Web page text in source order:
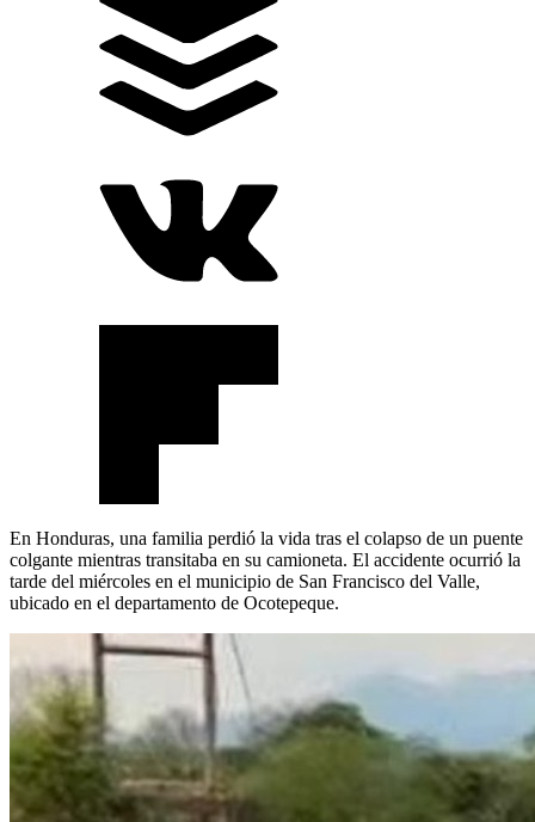
En Honduras, una familia perdió la vida tras el colapso de un puente
colgante mientras transitaba en su camioneta. El accidente ocurrió la
tarde del miércoles en el municipio de San Francisco del Valle,
ubicado en el departamento de Ocotepeque.